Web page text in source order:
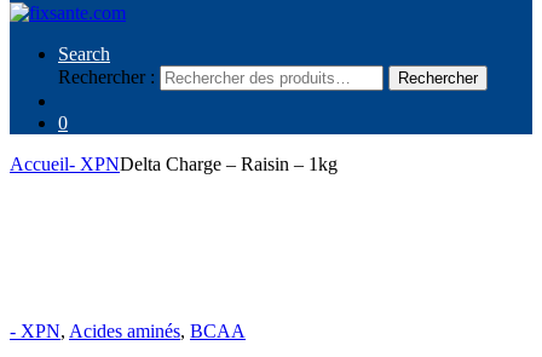
Search
Rechercher :
Rechercher
0
Accueil- XPNDelta Charge – Raisin – 1kg
- XPN, Acides aminés, BCAA